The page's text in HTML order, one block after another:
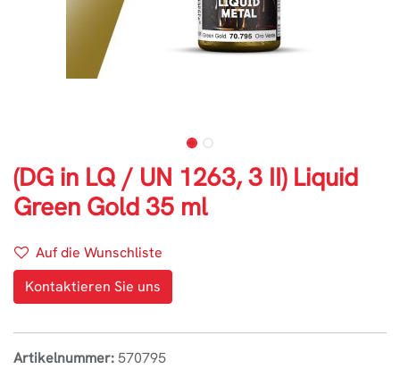
(DG in LQ / UN 1263, 3 II) Liquid
Green Gold 35 ml
Auf die Wunschliste
Kontaktieren Sie uns
Artikelnummer:570795